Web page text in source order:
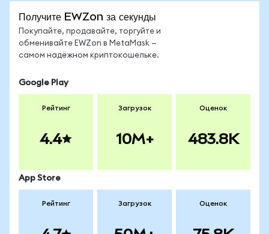
Получите EWZon за секунды
Покупайте, продавайте, торгуйте и
обменивайте EWZon в MetaMask —
самом надёжном криптокошельке.
Google Play
Рейтинг
4.4
Загрузок
10M+
Оценок
483.8K
App Store
Рейтинг Загрузок Оценок